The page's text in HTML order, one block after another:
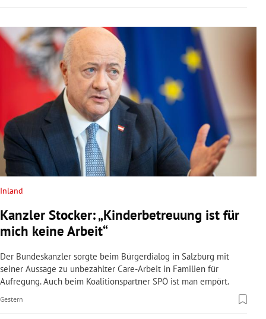
Inland
Kanzler Stocker: „Kinderbetreuung ist für
mich keine Arbeit“
Der Bundeskanzler sorgte beim Bürgerdialog in Salzburg mit
seiner Aussage zu unbezahlter Care-Arbeit in Familien für
Aufregung. Auch beim Koalitionspartner SPÖ ist man empört.
Gestern